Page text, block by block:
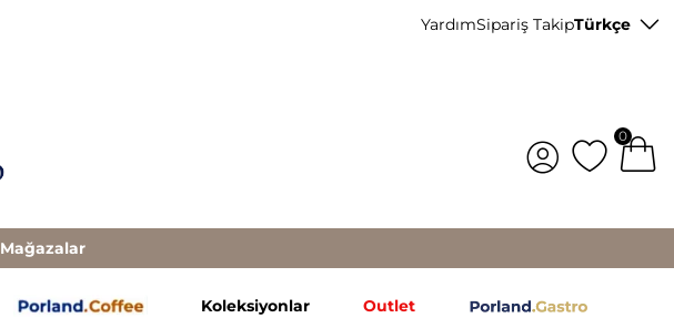
YardımSipariş TakipTürkçe
0
Mağazalar
Koleksiyonlar Outlet